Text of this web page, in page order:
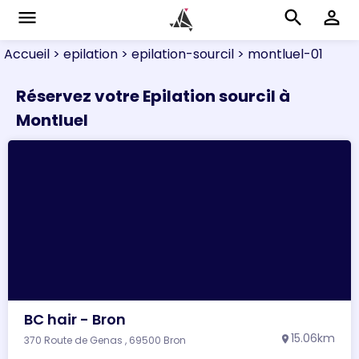
menu search perm_identity
Accueil > epilation > epilation-sourcil > montluel-01
Réservez votre Epilation sourcil à
Montluel
BC hair - Bron
370 Route de Genas , 69500 Bron location_on 15.06km